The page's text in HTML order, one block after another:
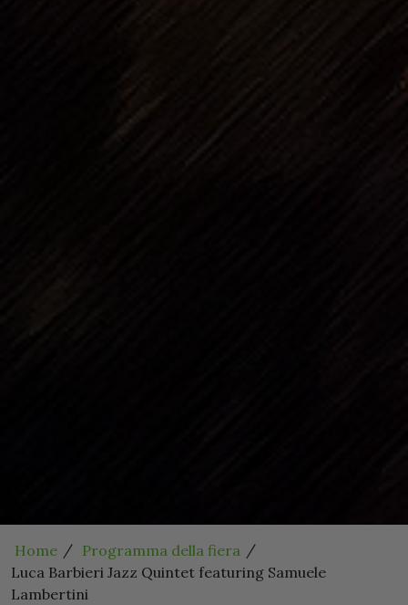
Home
Programma della fiera
Luca Barbieri Jazz Quintet featuring Samuele
Lambertini